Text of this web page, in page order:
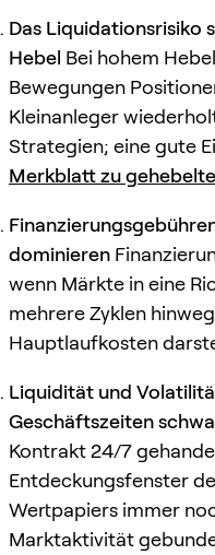
Das Liquidationsrisiko
Hebel Bei hohem
Bewegungen
Kleinanleger
Strategien; eine gute
Merkblatt zu
dominieren
wenn Märkte in eine
mehrere Zyklen
Hauptlaufkosten
Liquidität und
Geschäftszeiten
Kontrakt 24/7
Entdeckungsfenster
Wertpapiers immer
Marktaktivität